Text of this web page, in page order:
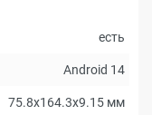
есть
Android 14
75.8x164.3x9.15 мм